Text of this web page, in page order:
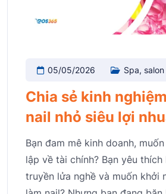
05/05/2026 Spa,
Chia sẻ kinh
nail nhỏ siêu lợi
Bạn đam mê kinh doanh,
lập về tài chính? Bạn yêu
truyền lửa nghề và muốn khởi